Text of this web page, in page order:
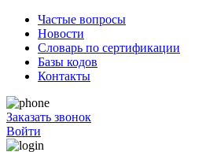
Частые вопросы
Новости
Словарь по сертификации
Базы кодов
Контакты
Заказать звонок
Войти